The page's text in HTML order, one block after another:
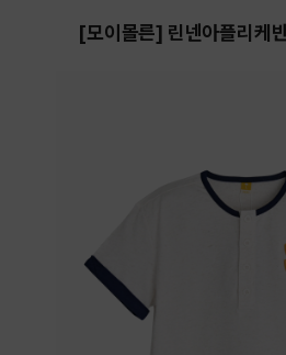
[모이몰른] 린넨아플리케